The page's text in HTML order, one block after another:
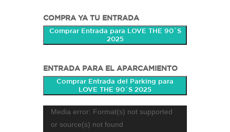
COMPRA YA TU ENTRADA
Comprar Entrada para LOVE THE 90´S
2025
ENTRADA PARA EL APARCAMIENTO
Comprar Entrada del Parking para
LOVE THE 90´S 2025
Reproductor
Media error: Format(s) not supported
or source(s) not found